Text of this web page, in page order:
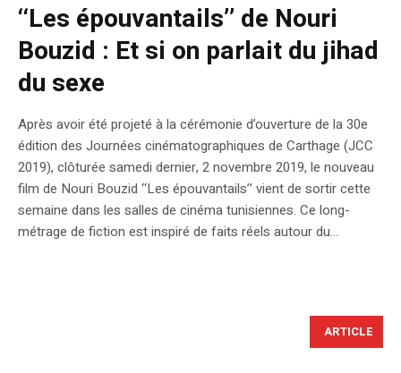
‘‘Les épouvantails’’ de Nouri
Bouzid : Et si on parlait du jihad
du sexe
Après avoir été projeté à la cérémonie d’ouverture de la 30e
édition des Journées cinématographiques de Carthage (JCC
2019), clôturée samedi dernier, 2 novembre 2019, le nouveau
film de Nouri Bouzid ‘‘Les épouvantails’’ vient de sortir cette
semaine dans les salles de cinéma tunisiennes. Ce long-
métrage de fiction est inspiré de faits réels autour du...
ARTICLE